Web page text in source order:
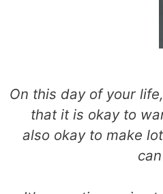
On this day of your
that it is okay to
also okay to make